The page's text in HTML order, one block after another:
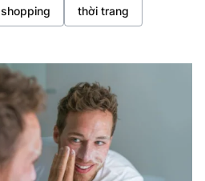
shopping thời trang